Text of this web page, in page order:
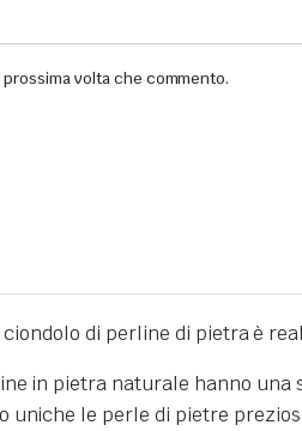
volta che commento.
di perline di pietra è
in pietra naturale hanno una
uniche le perle di pietre